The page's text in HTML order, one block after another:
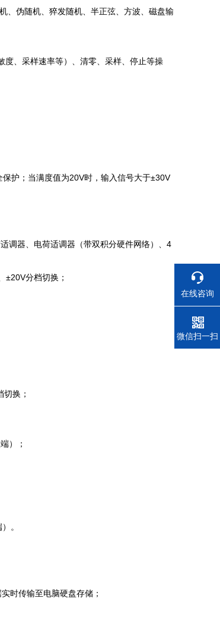
、伪随机、猝发随机、半正弦、方波、磁盘输
、采样速率等）、清零、采样、停止等操
护；当满度值为20V时，输入信号大于±30V
调器、电荷适调器（带双积分硬件网络）、4
±20V分档切换；
换；
）；
。
时传输至电脑硬盘存储；
在线咨询
电话
微信扫一扫